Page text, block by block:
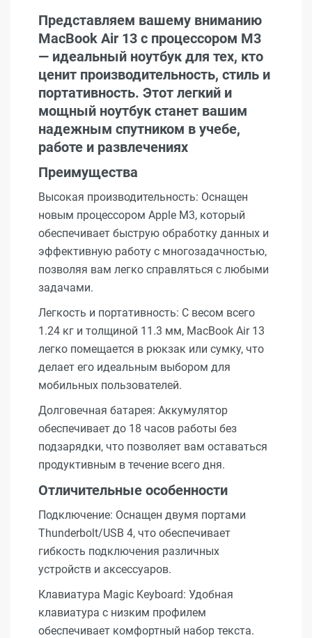
Представляем вашему вниманию
MacBook Air 13 с процессором M3
— идеальный ноутбук для тех, кто
ценит производительность, стиль и
портативность. Этот легкий и
мощный ноутбук станет вашим
надежным спутником в учебе,
работе и развлечениях
Преимущества
Высокая производительность: Оснащен
новым процессором Apple M3, который
обеспечивает быструю обработку данных и
эффективную работу с многозадачностью,
позволяя вам легко справляться с любыми
задачами.
Легкость и портативность: С весом всего
1.24 кг и толщиной 11.3 мм, MacBook Air 13
легко помещается в рюкзак или сумку, что
делает его идеальным выбором для
мобильных пользователей.
Долговечная батарея: Аккумулятор
обеспечивает до 18 часов работы без
подзарядки, что позволяет вам оставаться
продуктивным в течение всего дня.
Отличительные особенности
Подключение: Оснащен двумя портами
Thunderbolt/USB 4, что обеспечивает
гибкость подключения различных
устройств и аксессуаров.
Клавиатура Magic Keyboard: Удобная
клавиатура с низким профилем
обеспечивает комфортный набор текста.